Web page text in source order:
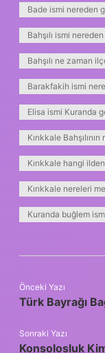
Bade ismi nereden
Bahşılı ismi
Bahşılı ne zaman
Barakfakih ismi
Elisa ismi Kuranda
Kırıkkale
Kırıkkale hangi ilden
Kırıkkale nereleri
Kuranda buğlem
Önceki Yazı
Türk Bayrağı
Sonraki Yazı
Konsolosluk